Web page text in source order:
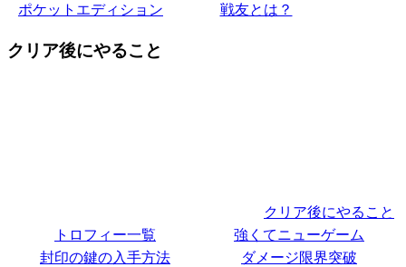
ポケットエディション
戦友とは？
クリア後にやること
クリア後にやること
トロフィー一覧
強くてニューゲーム
封印の鍵の入手方法
ダメージ限界突破